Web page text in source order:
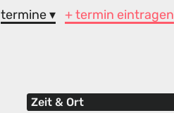
termine ▾ + termin eintragen
Zeit & Ort